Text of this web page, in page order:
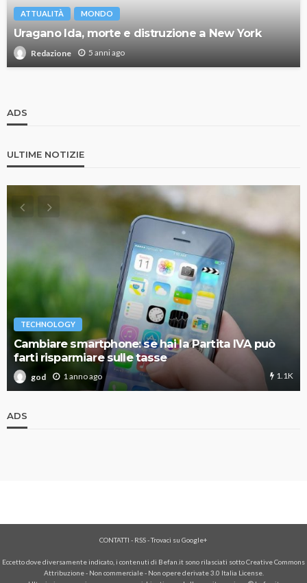
ATTUALITÀ MONDO
Uragano Ida, morte e distruzione a New York
Redazione 5 anni ago
ADS
ULTIME NOTIZIE
TECHNOLOGY
Cambiare smartphone: se hai la Partita IVA può
farti risparmiare sulle tasse
god 1 anno ago 1.1K
ADS
CONTATTI - RSS-Trovaci su Google+
Eccetto dove diversamente indicato, i contenuti di Befan.it sono rilasciati sotto Creative Commons
Attribuzione - Non commerciale - Non opere derivate 3.0 Italia License.